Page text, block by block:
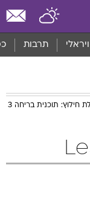
ויראלי תרבות
חילוץ: תוכנית בריחה 3